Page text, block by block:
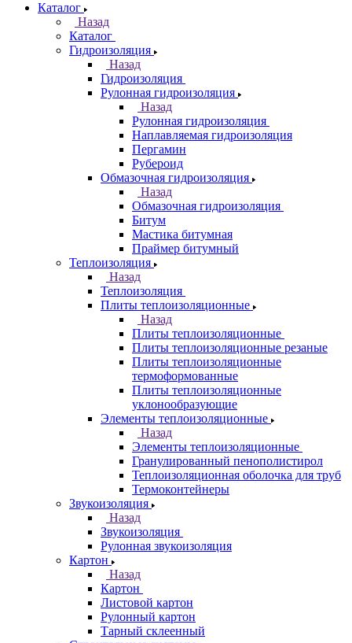
Каталог
Назад
Каталог
Гидроизоляция
Назад
Гидроизоляция
Рулонная гидроизоляция
Назад
Рулонная гидроизоляция
Наплавляемая гидроизоляция
Пергамин
Рубероид
Обмазочная гидроизоляция
Назад
Обмазочная гидроизоляция
Битум
Мастика битумная
Праймер битумный
Теплоизоляция
Назад
Теплоизоляция
Плиты теплоизоляционные
Назад
Плиты теплоизоляционные
Плиты теплоизоляционные резаные
Плиты теплоизоляционные
термоформованные
Плиты теплоизоляционные
уклонообразующие
Элементы теплоизоляционные
Назад
Элементы теплоизоляционные
Гранулированный пенополистирол
Теплоизоляционная оболочка для труб
Термоконтейнеры
Звукоизоляция
Назад
Звукоизоляция
Рулонная звукоизоляция
Картон
Назад
Картон
Листовой картон
Рулонный картон
Тарный склеенный